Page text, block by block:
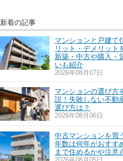
新着の記事
マンションと戸建て
リット・デメリット
新築・中古や購入・
いも紹介
2026年08月07日
マンションの選び方
説！失敗しない不動
選び方は？
2026年08月06日
中古マンションを買
年数は何年がおすす
まで住めるかや注意